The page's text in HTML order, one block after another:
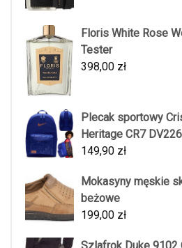
Floris White Rose
Tester
398,00 zł
Plecak sportowy
Heritage CR7
149,90 zł
Mokasyny męskie
beżowe
199,00 zł